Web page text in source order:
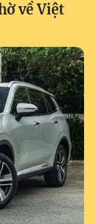
về Việt